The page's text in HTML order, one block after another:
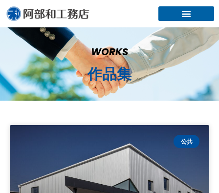
を
プ
WORKS
作品集
公共
ー
ジ
ー
ジ
ー
ジ ジ ジ